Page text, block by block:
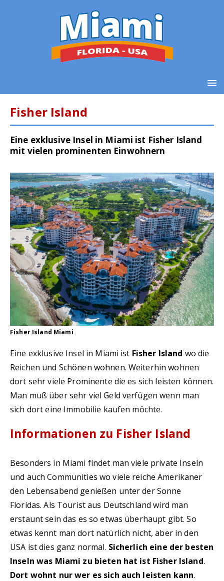
Fisher Island
Eine exklusive Insel in Miami ist Fisher Island
mit vielen prominenten Einwohnern
Fisher Island Miami
Eine exklusive Insel in Miami ist Fisher Island wo die
Reichen und Schönen wohnen. Weiterhin wohnen
dort sehr viele Prominente die es sich leisten können.
Man muß über sehr viel Geld verfügen wenn man
sich dort eine Immobilie kaufen möchte.
Informationen zu Fisher Island
Besonders in Miami findet man viele private Inseln
und auch Communities wo viele reiche Amerikaner
den Lebensabend genießen unter der Sonne
Floridas. Als Tourist aus Deutschland wird man
erstaunt sein das es so etwas überhaupt gibt. So
etwas kennt man dort natürlich nicht, aber in den
USA ist dies ganz normal. Sicherlich eine der besten
Inseln was Miami zu bieten hat ist Fisher Island.
Dort wohnt nur wer es sich auch leisten kann.